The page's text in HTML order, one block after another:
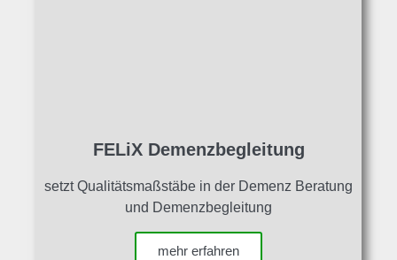
FELiX Demenzbegleitung
setzt Qualitätsmaßstäbe in der Demenz Beratung
und Demenzbegleitung
mehr erfahren